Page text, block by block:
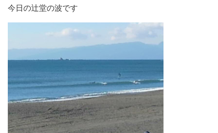
今日の辻堂の波です